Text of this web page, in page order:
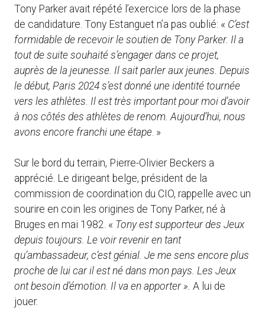
Tony Parker avait répété l’exercice lors de la phase
de candidature. Tony Estanguet n’a pas oublié: « C’est
formidable de recevoir le soutien de Tony Parker. Il a
tout de suite souhaité s’engager dans ce projet,
auprès de la jeunesse. Il sait parler aux jeunes. Depuis
le début, Paris 2024 s’est donné une identité tournée
vers les athlètes. Il est très important pour moi d’avoir
à nos côtés des athlètes de renom. Aujourd’hui, nous
avons encore franchi une étape . »
Sur le bord du terrain, Pierre-Olivier Beckers a
apprécié. Le dirigeant belge, président de la
commission de coordination du CIO, rappelle avec un
sourire en coin les origines de Tony Parker, né à
Bruges en mai 1982. « Tony est supporteur des Jeux
depuis toujours. Le voir revenir en tant
qu’ambassadeur, c’est génial. Je me sens encore plus
proche de lui car il est né dans mon pays. Les Jeux
ont besoin d’émotion. Il va en apporter ». A lui de
jouer.